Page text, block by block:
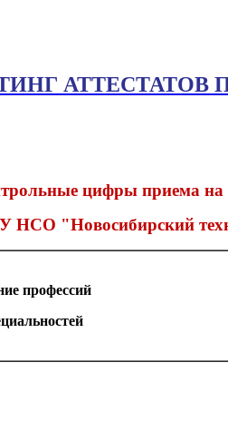
АТТЕСТАТОВ
цифры приема на
НСО "Новосибирский
профессий